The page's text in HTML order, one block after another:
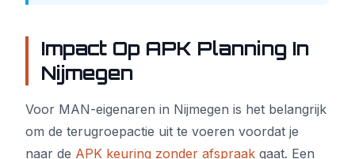
Impact Op APK Planning In
Nijmegen
Voor MAN-eigenaren in Nijmegen is het belangrijk
om de terugroepactie uit te voeren voordat je
naar de APK keuring zonder afspraak gaat. Een